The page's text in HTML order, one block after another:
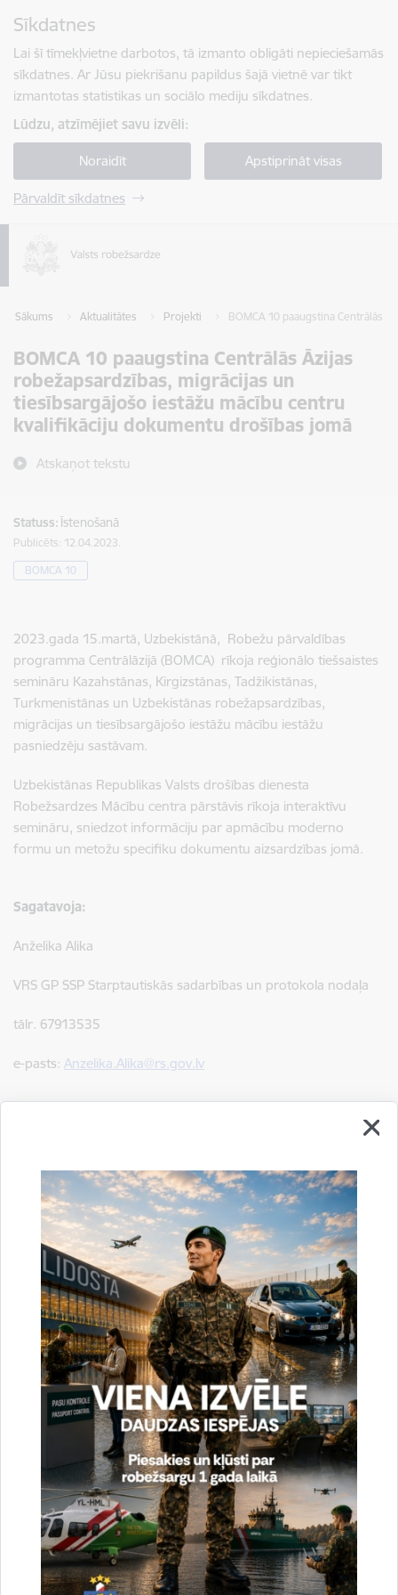
Sīkdatnes
Lai šī tīmekļvietne darbotos, tā izmanto obligāti nepieciešamās
sīkdatnes. Ar Jūsu piekrišanu papildus šajā vietnē var tikt
izmantotas statistikas un sociālo mediju sīkdatnes.
Lūdzu, atzīmējiet savu izvēli:
Noraidīt Apstiprināt visas
Pārvaldīt sīkdatnes
Sākums Aktualitātes Projekti BOMCA 10 paaugstina Centrālās
BOMCA 10 paaugstina Centrālās Āzijas
robežapsardzības, migrācijas un
tiesībsargājošo iestāžu mācību centru
kvalifikāciju dokumentu drošības jomā
Atskaņot tekstu
Statuss:Īstenošanā
Publicēts: 12.04.2023.
BOMCA 10
2023.gada 15.martā, Uzbekistānā, Robežu pārvaldības
programma Centrālāzijā (BOMCA) rīkoja reģionālo tiešsaistes
semināru Kazahstānas, Kirgizstānas, Tadžikistānas,
Turkmenistānas un Uzbekistānas robežapsardzības,
migrācijas un tiesībsargājošo iestāžu mācību iestāžu
pasniedzēju sastāvam.
Uzbekistānas Republikas Valsts drošības dienesta
Robežsardzes Mācību centra pārstāvis rīkoja interaktīvu
semināru, sniedzot informāciju par apmācību moderno
formu un metožu specifiku dokumentu aizsardzības jomā.
Sagatavoja:
Anželika Alika
VRS GP SSP Starptautiskās sadarbības un protokola nodaļa
tālr. 67913535
e-pasts: Anzelika.Alika@rs.gov.lv
Dalīties
Vai šī informācija bija noderīga?
Sniegt atsauksmi